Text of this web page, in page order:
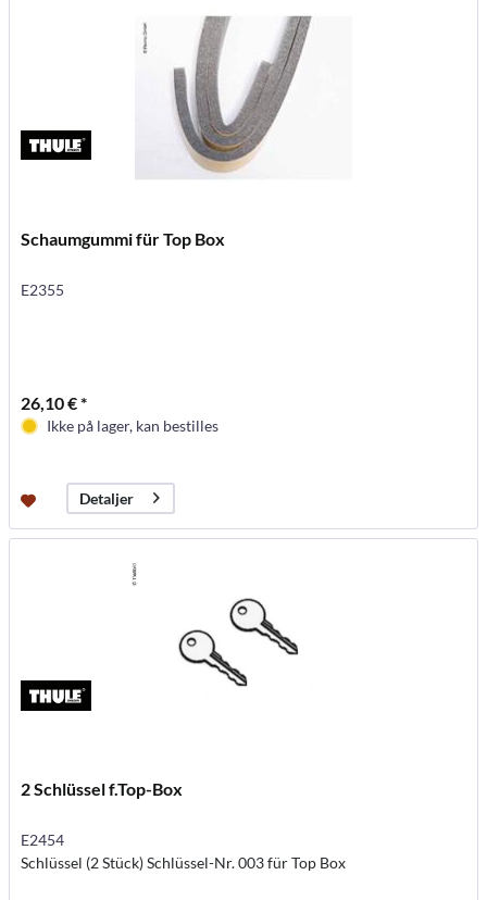
Schaumgummi für Top Box
E2355
26,10 € *
Ikke på lager, kan bestilles
Detaljer
2 Schlüssel f.Top-Box
E2454
Schlüssel (2 Stück) Schlüssel-Nr. 003 für Top Box